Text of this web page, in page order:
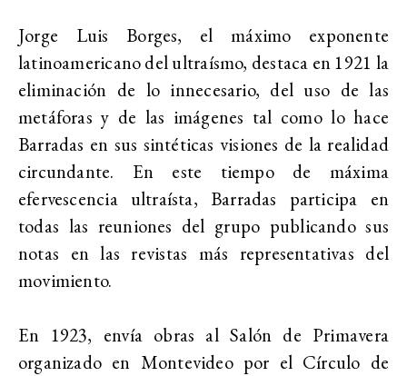
Jorge Luis Borges, el máximo exponente
latinoamericano del ultraísmo, destaca en 1921 la
eliminación de lo innecesario, del uso de las
metáforas y de las imágenes tal como lo hace
Barradas en sus sintéticas visiones de la realidad
circundante. En este tiempo de máxima
efervescencia ultraísta, Barradas participa en
todas las reuniones del grupo publicando sus
notas en las revistas más representativas del
movimiento.
En 1923, envía obras al Salón de Primavera
organizado en Montevideo por el Círculo de